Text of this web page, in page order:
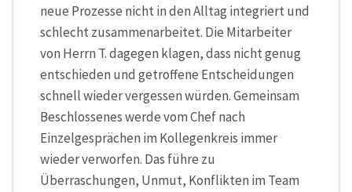
neue Prozesse nicht in den Alltag integriert und
schlecht zusammenarbeitet. Die Mitarbeiter
von Herrn T. dagegen klagen, dass nicht genug
entschieden und getroffene Entscheidungen
schnell wieder vergessen würden. Gemeinsam
Beschlossenes werde vom Chef nach
Einzelgesprächen im Kollegenkreis immer
wieder verworfen. Das führe zu
Überraschungen, Unmut, Konflikten im Team